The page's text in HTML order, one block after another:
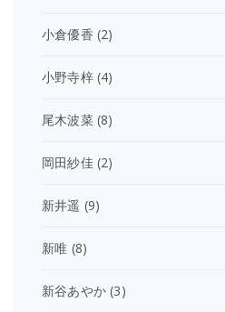
小倉優香 (2)
小野寺梓(4)
尾木波菜(8)
岡田紗佳(2)
新井遥 (9)
新唯 (8)
新谷あやか (3)